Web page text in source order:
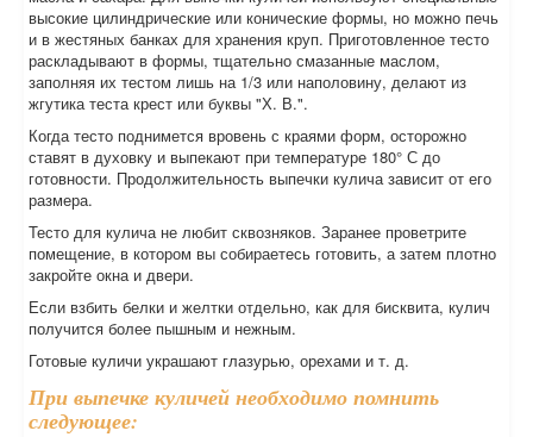
высокие цилиндрические или конические формы, но можно печь
и в жестяных банках для хранения круп. Приготовленное тесто
раскладывают в формы, тщательно смазанные маслом,
заполняя их тестом лишь на 1/3 или наполовину, делают из
жгутика теста крест или буквы "Х. В.".
Когда тесто поднимется вровень с краями форм, осторожно
ставят в духовку и выпекают при температуре 180° С до
готовности. Продолжительность выпечки кулича зависит от его
размера.
Тесто для кулича не любит сквозняков. Заранее проветрите
помещение, в котором вы собираетесь готовить, а затем плотно
закройте окна и двери.
Если взбить белки и желтки отдельно, как для бисквита, кулич
получится более пышным и нежным.
Готовые куличи украшают глазурью, орехами и т. д.
При выпечке куличей необходимо помнить
следующее: